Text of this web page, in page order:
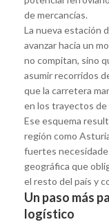
de mercancías.
La nueva estación
avanzar hacia un
no compitan, sino
asumir recorridos
que la carretera
en los trayectos de
Ese esquema
región como
fuertes
geográfica que
el resto del país y
Un paso más
logístico